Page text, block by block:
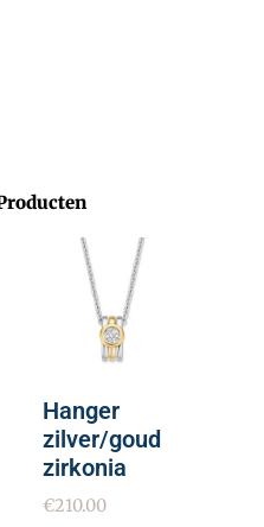
Hanger
zilver/goud
zirkonia
€210.00